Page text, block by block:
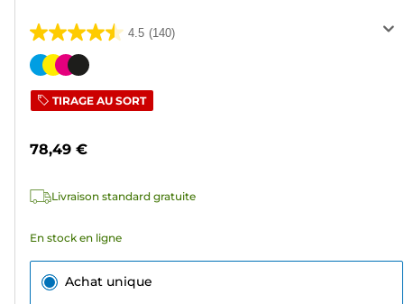
4.5 (140)
4.5
sur
étoiles.
avis
Cartouche
couleur
TIRAGE AU SORT
78,49 €
Livraison standard gratuite
En stock en ligne
Achat unique